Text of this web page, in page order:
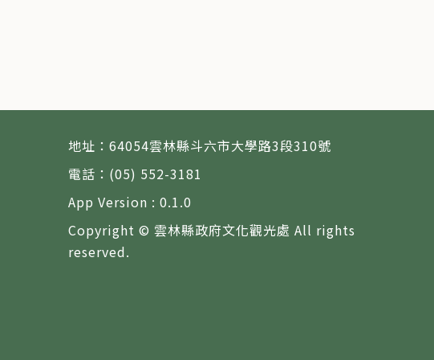
地址：64054雲林縣斗六市大學路3段310號
電話：(05) 552-3181
App Version : 0.1.0
Copyright © 雲林縣政府文化觀光處 All rights
reserved.